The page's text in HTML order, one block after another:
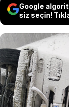
Google
siz seçin!